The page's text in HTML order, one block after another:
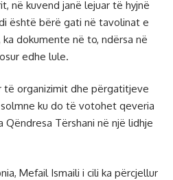
në kuvend janë lejuar të hyjnë
është bërë gati në tavolinat e
dokumente në to, ndërsa në
edhe lule.
të organizimit dhe përgatitjeve
ku do të votohet qeveria
Tërshani në një lidhje
Mefail Ismaili i cili ka përcjellur